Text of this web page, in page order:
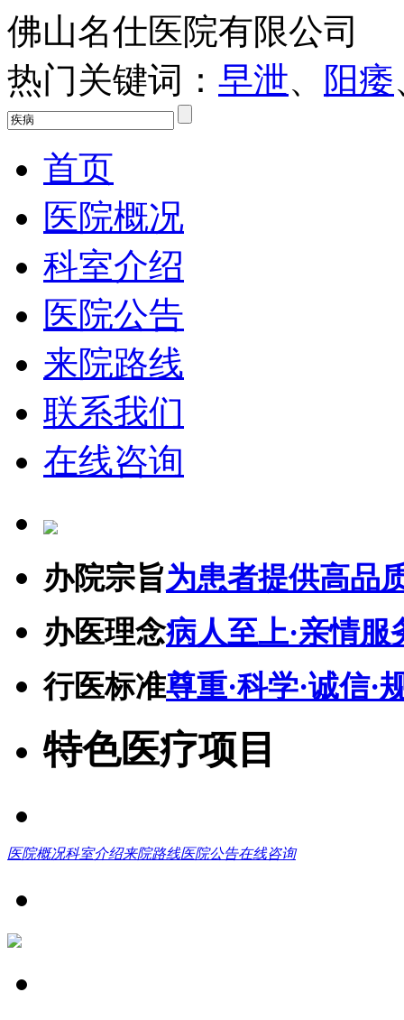
佛山名仕医院有限公司
热门关键词： 早泄、 阳痿
首页
医院概况
科室介绍
医院公告
来院路线
联系我们
在线咨询
办院宗旨为患者提供高品
办医理念病人至上·亲情服
行医标准尊重·科学·诚信·
特色医疗项目
医院概况科室介绍来院路线医院公告在线咨询